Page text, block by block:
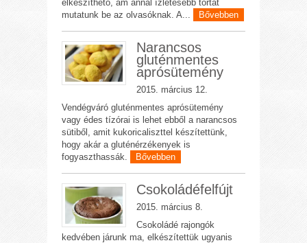
elkészíthető, ám annál ízletesebb tortát
mutatunk be az olvasóknak. A...
Bővebben
Narancsos
gluténmentes
aprósütemény
2015. március 12.
Vendégváró gluténmentes aprósütemény
vagy édes tízórai is lehet ebből a narancsos
sütiből, amit kukoricaliszttel készítettünk,
hogy akár a gluténérzékenyek is
fogyaszthassák.
Bővebben
Csokoládéfelfújt
2015. március 8.
Csokoládé rajongók
kedvében járunk ma, elkészítettük ugyanis